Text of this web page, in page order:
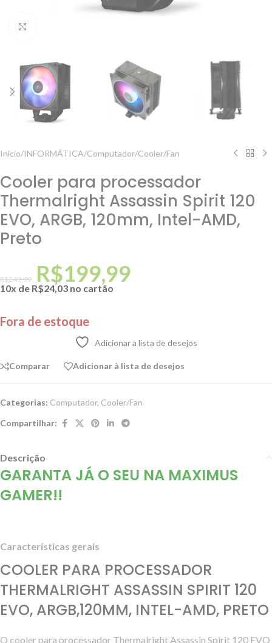
Início/INFORMÁTICA/Computador/Cooler/Fan
Cooler para processador
Thermalright Assassin Spirit 120
EVO, ARGB, 120mm, Intel-AMD,
Preto
R$249,99 R$199,99
10x de R$24,03 no cartão
Fora de estoque
Adicionar a lista de desejos
Comparar Adicionar à lista de desejos
Categorias: Computador, Cooler/Fan
Compartilhar:
Descrição
GARANTA JÁ O SEU NA MAXIMUS
GAMER!!
Características gerais
COOLER PARA PROCESSADOR
THERMALRIGHT ASSASSIN SPIRIT 120
EVO, ARGB,120MM, INTEL-AMD, PRETO
O cooler para processador Thermalright Assassin Spirit 120 EVO